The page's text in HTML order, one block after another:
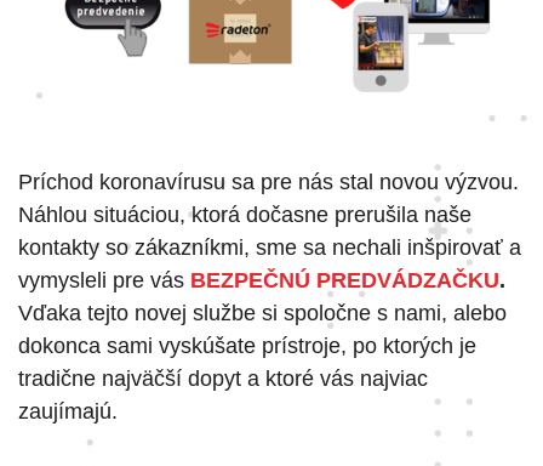
Príchod koronavírusu sa pre nás stal novou výzvou.
Náhlou situáciou, ktorá dočasne prerušila naše
kontakty so zákazníkmi, sme sa nechali inšpirovať a
vymysleli pre vás BEZPEČNÚ PREDVÁDZAČKU.
Vďaka tejto novej službe si spoločne s nami, alebo
dokonca sami vyskúšate prístroje, po ktorých je
tradične najväčší dopyt a ktoré vás najviac
zaujímajú.